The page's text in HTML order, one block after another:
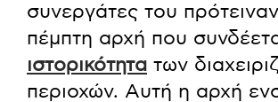
συνεργάτες του
πέμπτη αρχή που
ιστορικότητα των
περιοχών. Αυτή η αρχή